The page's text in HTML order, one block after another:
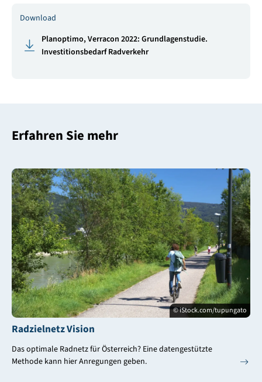
Download
Planoptimo, Verracon 2022: Grundlagenstudie.
Investitionsbedarf Radverkehr
Erfahren Sie mehr
© iStock.com/tupungato
Radzielnetz Vision
Das optimale Radnetz für Österreich? Eine datengestützte
Methode kann hier Anregungen geben.